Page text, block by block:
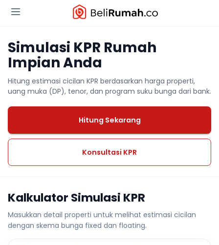
Simulasi KPR Rumah
Impian Anda
Hitung estimasi cicilan KPR berdasarkan harga properti,
uang muka (DP), tenor, dan program suku bunga dari bank.
Hitung Sekarang
Konsultasi KPR
Kalkulator Simulasi KPR
Masukkan detail properti untuk melihat estimasi cicilan
dengan skema bunga fixed dan floating.